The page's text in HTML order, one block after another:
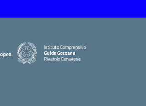
Istituto Comprensivo
Guido Gozzano
Rivarolo Canavese